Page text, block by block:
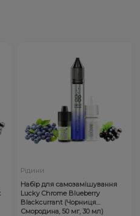
Рідини
Набір для самозамішування
Lucky Chrome Blueberry
Blackcurrant (Чорниця
Смородина, 50 мг, 30 мл)